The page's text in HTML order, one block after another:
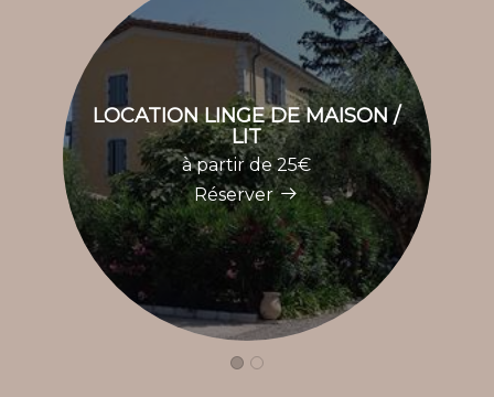
LOCATION LINGE DE MAISON /
LIT
à partir de 25€
Réserver